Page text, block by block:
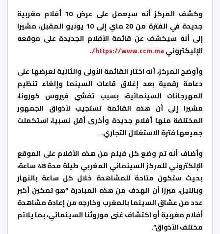
وكشف المركز أنه سيعمل على عرض 10 أفلام مغربية
جديدة في الفترة من 20 ماي إلى 10 يونيو المقبل، مشيرا
إلى أنه سيكشف عن قائمة الأفلام الجديدة على موقعه
الإليكترونيhttps://www.ccm.ma/
.
وأوضح المركز، أنه اختار القائمة الأولى والثانية لعرضها على
دعامة رقمية بعد إغلاق قاعات السينما وإلغاء تنظيم
المهرجانات السينمائية، بسبب تفشي فيروس كورونا،
مشيرا إلى أن هذه القائمة تستجيب لأذواق الجمهور
المختلفة منها أفلام جديدة وأخرى أقل نسبيا، استكملت
جميعها فترة الاستغلال التجاري.
وأضاف أنه تم وضع كل فيلم من هذه الأفلام على الموقع
الإلكتروني للمركز السينمائي المغربي طيلة مدة 48 ساعة،
بحيث ستكون متاحة للمشاهدة خلال كل ساعة بالنهار
وبالليل، مبرزا أن الهدف من هذه المبادرة “هو تمكين أكبر
عدد من عشاق السينما بالمغرب وخارجه من إعادة مشاهدة
أفلام مغربية أو اكتشاف غنى موروثنا السينمائي، بما يلائم
مختلف الأذواق”.